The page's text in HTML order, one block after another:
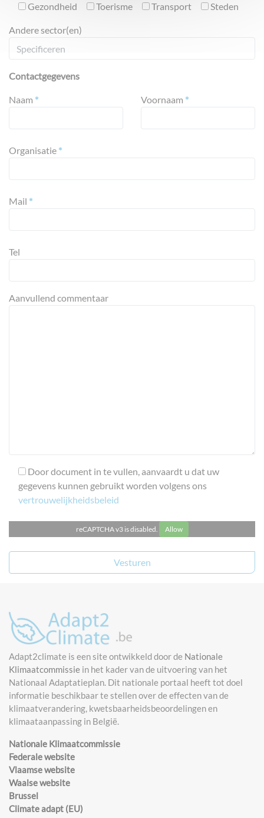
Gezondheid
Toerisme Transport Steden
Andere sector(en)
Contactgegevens
Naam * Voornaam *
Organisatie *
Mail *
Tel
Aanvullend commentaar
Door document in te vullen, aanvaardt u dat uw
gegevens kunnen gebruikt worden volgens ons
vertrouwelijkheidsbeleid
reCAPTCHA v3 is disabled. Allow
Adapt2climate is een site ontwikkeld door de Nationale
Klimaatcommissie in het kader van de uitvoering van het
Nationaal Adaptatieplan. Dit nationale portaal heeft tot doel
informatie beschikbaar te stellen over de effecten van de
klimaatverandering, kwetsbaarheidsbeoordelingen en
klimaataanpassing in België.
Nationale Klimaatcommissie
Federale website
Vlaamse website
Waalse website
Brussel
Climate adapt (EU)